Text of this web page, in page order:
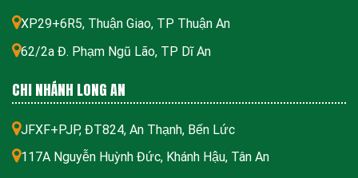
XP29+6R5, Thuận Giao, TP Thuận An
62/2a Đ. Phạm Ngũ Lão, TP Dĩ An
CHI NHÁNH LONG AN
JFXF+PJP, ĐT824, An Thạnh, Bến Lức
117A Nguyễn Huỳnh Đức, Khánh Hậu, Tân An